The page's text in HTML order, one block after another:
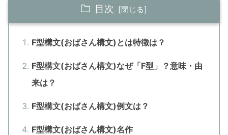
目次
F型構文(おばさん構文)とは特徴は？
F型構文(おばさん構文)なぜ「F型」？意味・由
来は？
F型構文(おばさん構文)例文は？
F型構文(おばさん構文)名作